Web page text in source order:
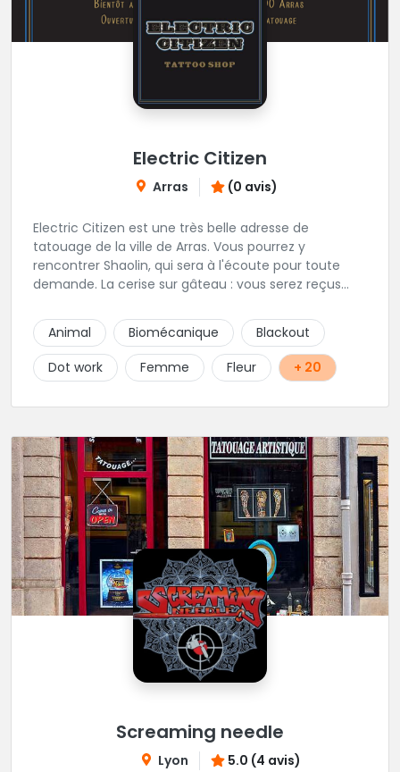
Electric Citizen
Arras (0 avis)
Electric Citizen est une très belle adresse de
tatouage de la ville de Arras. Vous pourrez y
rencontrer Shaolin, qui sera à l'écoute pour toute
demande. La cerise sur gâteau : vous serez reçus
conviviale. N'hésitez à vous rendre au studio pour
que l'équipe vous aiguille dans votre projet.
Animal Biomécanique
Blackout
Dot work
Femme Fleur + 20
Screaming needle
Lyon 5.0 (4 avis)